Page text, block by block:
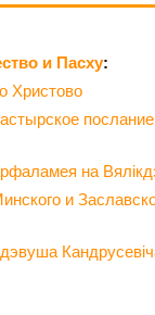
и Пасху:
Христово
на
и